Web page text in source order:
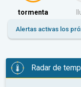
tormenta
Alertas activas los
Radar de